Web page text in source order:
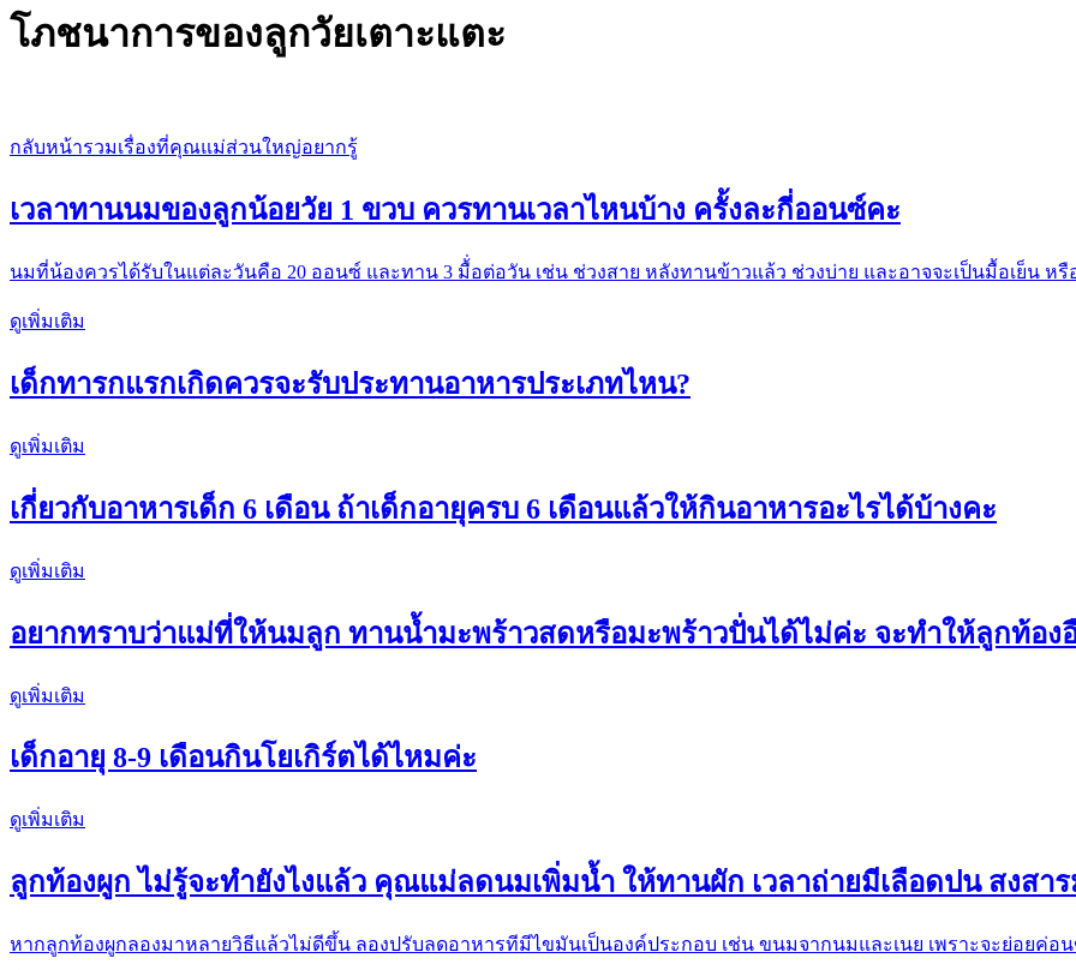
โภชนาการของลูกวัยเตาะแตะ
กลับหน้ารวมเรื่องที่คุณแม่ส่วนใหญ่อยากรู้
เวลาทานนมของลูกน้อยวัย 1 ขวบ ควรทานเวลาไหนบ้าง ครั้งละกี่ออนซ์คะ
นมที่น้องควรได้รับในแต่ละวันคือ 20 ออนซ์ และทาน 3 มื้่อต่อวัน เช่น ช่วงสาย หลังทานข้าวแล้ว ช่วงบ่าย และอาจจะเป็นมื้อเย็น
ดูเพิ่มเติม
เด็กทารกแรกเกิดควรจะรับประทานอาหารประเภทไหน?
ดูเพิ่มเติม
เกี่ยวกับอาหารเด็ก 6 เดือน ถ้าเด็กอายุครบ 6 เดือนแล้วให้กินอาหารอะไรได้บ้างคะ
ดูเพิ่มเติม
อยากทราบว่าแม่ที่ให้นมลูก ทานน้ำมะพร้าวสดหรือมะพร้าวปั่นได้ไม่ค่ะ จะทำให้ลูกท้อง
ดูเพิ่มเติม
เด็กอายุ 8-9 เดือนกินโยเกิร์ตได้ไหมค่ะ
ดูเพิ่มเติม
ลูกท้องผูก ไม่รู้จะทำยังไงแล้ว คุณแม่ลดนมเพิ่มน้ำ ให้ทานผัก เวลาถ่ายมีเลือดปน สงสา
หากลูกท้องผูกลองมาหลายวิธีแล้วไม่ดีขึ้น ลองปรับลดอาหารทีมีไขมันเป็นองค์ประกอบ เช่น ขนมจากนมและเนย เพราะจะย่อยค่